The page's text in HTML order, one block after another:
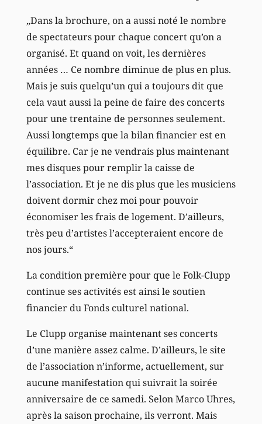
„Dans la brochure, on a aussi noté le nombre
de spectateurs pour chaque concert qu’on a
organisé. Et quand on voit, les dernières
années … Ce nombre diminue de plus en plus.
Mais je suis quelqu’un qui a toujours dit que
cela vaut aussi la peine de faire des concerts
pour une trentaine de personnes seulement.
Aussi longtemps que la bilan financier est en
équilibre. Car je ne vendrais plus maintenant
mes disques pour remplir la caisse de
l’association. Et je ne dis plus que les musiciens
doivent dormir chez moi pour pouvoir
économiser les frais de logement. D’ailleurs,
très peu d’artistes l’accepteraient encore de
nos jours.“
La condition première pour que le Folk-Clupp
continue ses activités est ainsi le soutien
financier du Fonds culturel national.
Le Clupp organise maintenant ses concerts
d’une manière assez calme. D’ailleurs, le site
de l’association n’informe, actuellement, sur
aucune manifestation qui suivrait la soirée
anniversaire de ce samedi. Selon Marco Uhres,
après la saison prochaine, ils verront. Mais